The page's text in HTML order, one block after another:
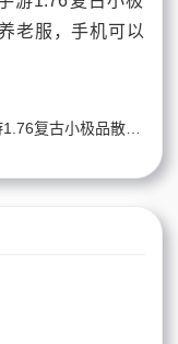
传奇手游1.76复古小极品散人养老服，手机可以玩了